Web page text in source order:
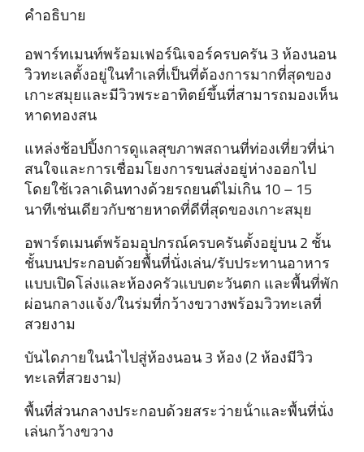
คำอธิบาย
อพาร์ทเมนท์พร้อมเฟอร์นิเจอร์ครบครัน 3 ห้องนอน
วิวทะเลตั้งอยู่ในทําเลที่เป็นที่ต้องการมากที่สุดของ
เกาะสมุยและมีวิวพระอาทิตย์ขึ้นที่สามารถมองเห็น
หาดทองสน
แหล่งช้อปปิ้งการดูแลสุขภาพสถานที่ท่องเที่ยวที่น่า
สนใจและการเชื่อมโยงการขนส่งอยู่ห่างออกไป
โดยใช้เวลาเดินทางด้วยรถยนต์ไม่เกิน 10 – 15
นาทีเช่นเดียวกับชายหาดที่ดีที่สุดของเกาะสมุย
อพาร์ตเมนต์พร้อมอุปกรณ์ครบครันตั้งอยู่บน 2 ชั้น
ชั้นบนประกอบด้วยพื้นที่นั่งเล่น/รับประทานอาหาร
แบบเปิดโล่งและห้องครัวแบบตะวันตก และพื้นที่พัก
ผ่อนกลางแจ้ง/ในร่มที่กว้างขวางพร้อมวิวทะเลที่
สวยงาม
บันไดภายในนําไปสู่ห้องนอน 3 ห้อง (2 ห้องมีวิว
ทะเลที่สวยงาม)
พื้นที่ส่วนกลางประกอบด้วยสระว่ายน้ําและพื้นที่นั่ง
เล่นกว้างขวาง